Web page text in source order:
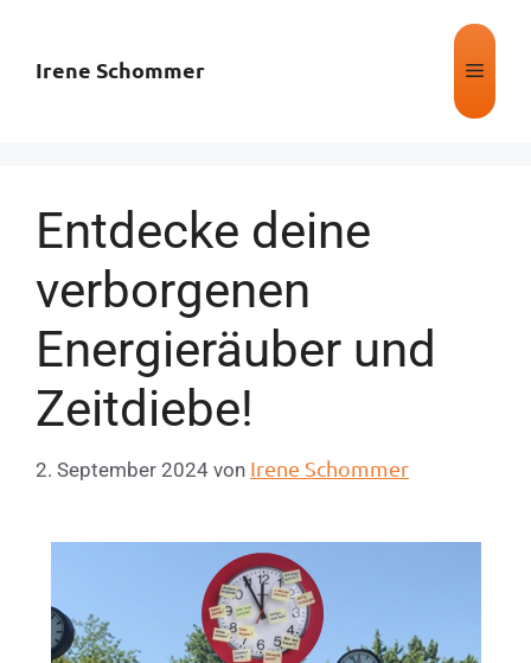
Irene Schommer
Entdecke deine
verborgenen
Energieräuber und
Zeitdiebe!
2. September 2024 von Irene Schommer